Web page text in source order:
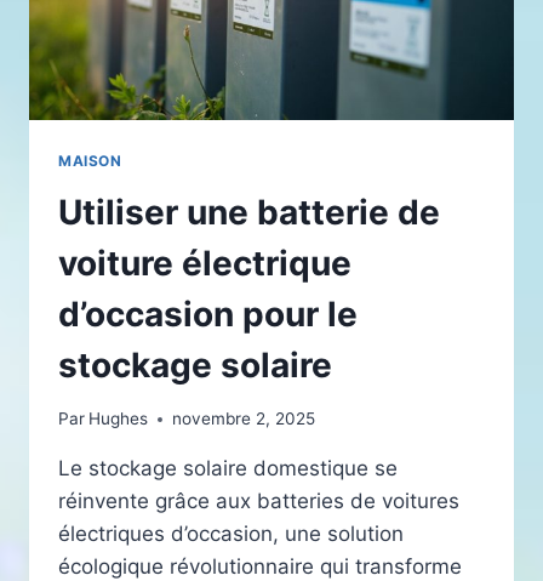
MAISON
Utiliser une batterie de
voiture électrique
d’occasion pour le
stockage solaire
Par Hughes novembre 2, 2025
Le stockage solaire domestique se
réinvente grâce aux batteries de voitures
électriques d’occasion, une solution
écologique révolutionnaire qui transforme